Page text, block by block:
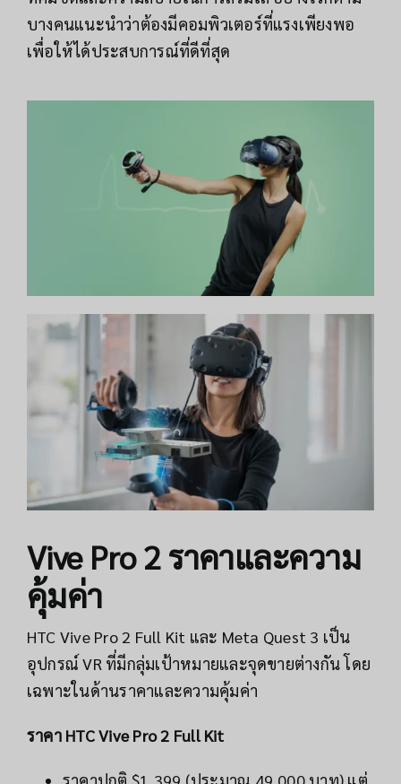
บางคนแนะนำว่าต้องมีคอมพิวเตอร์ที่แรงเพียงพอ
เพื่อให้ได้ประสบการณ์ที่ดีที่สุด
Vive Pro 2 ราคาและความ
คุ้มค่า
HTC Vive Pro 2 Full Kit และ Meta Quest 3 เป็น
อุปกรณ์ VR ที่มีกลุ่มเป้าหมายและจุดขายต่างกัน โดย
เฉพาะในด้านราคาและความคุ้มค่า
ราคา HTC Vive Pro 2 Full Kit